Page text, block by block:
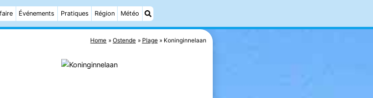
Événements Pratiques Région Météo
Home Ostende Plage Koninginnelaan